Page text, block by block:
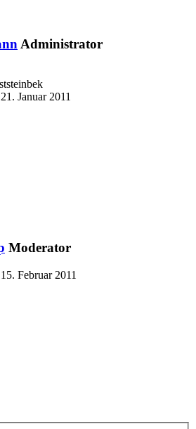
Administrator
Januar 2011
Moderator
Februar 2011